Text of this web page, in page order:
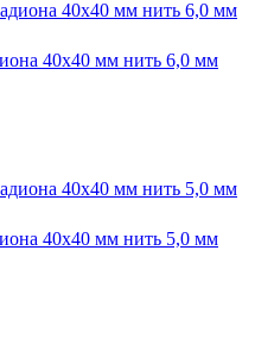
40х40 мм нить 6,0 мм
40х40 мм нить 5,0 мм